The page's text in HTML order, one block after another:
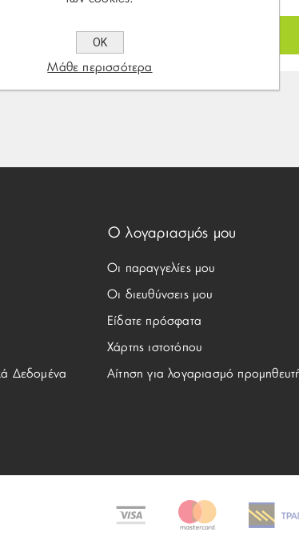
Δεδομένα
Ο λογαριασμός μου
Οι παραγγελίες μου
Οι διευθύνσεις μου
Είδατε πρόσφατα
Χάρτης ιστοτόπου
Αίτηση για λογαριασμό
ΟΚ
Μάθε περισσότερα